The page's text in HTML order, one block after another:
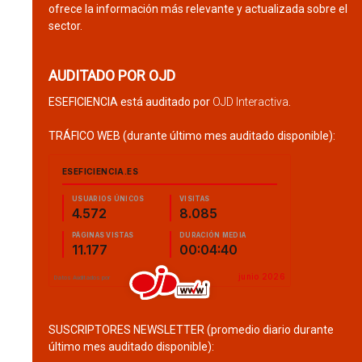
ofrece la información más relevante y actualizada sobre el
sector.
AUDITADO POR OJD
ESEFICIENCIA está auditado por OJD Interactiva
TRÁFICO WEB (durante último mes auditado disponible):
SUSCRIPTORES NEWSLETTER (promedio diario durante
último mes auditado disponible):